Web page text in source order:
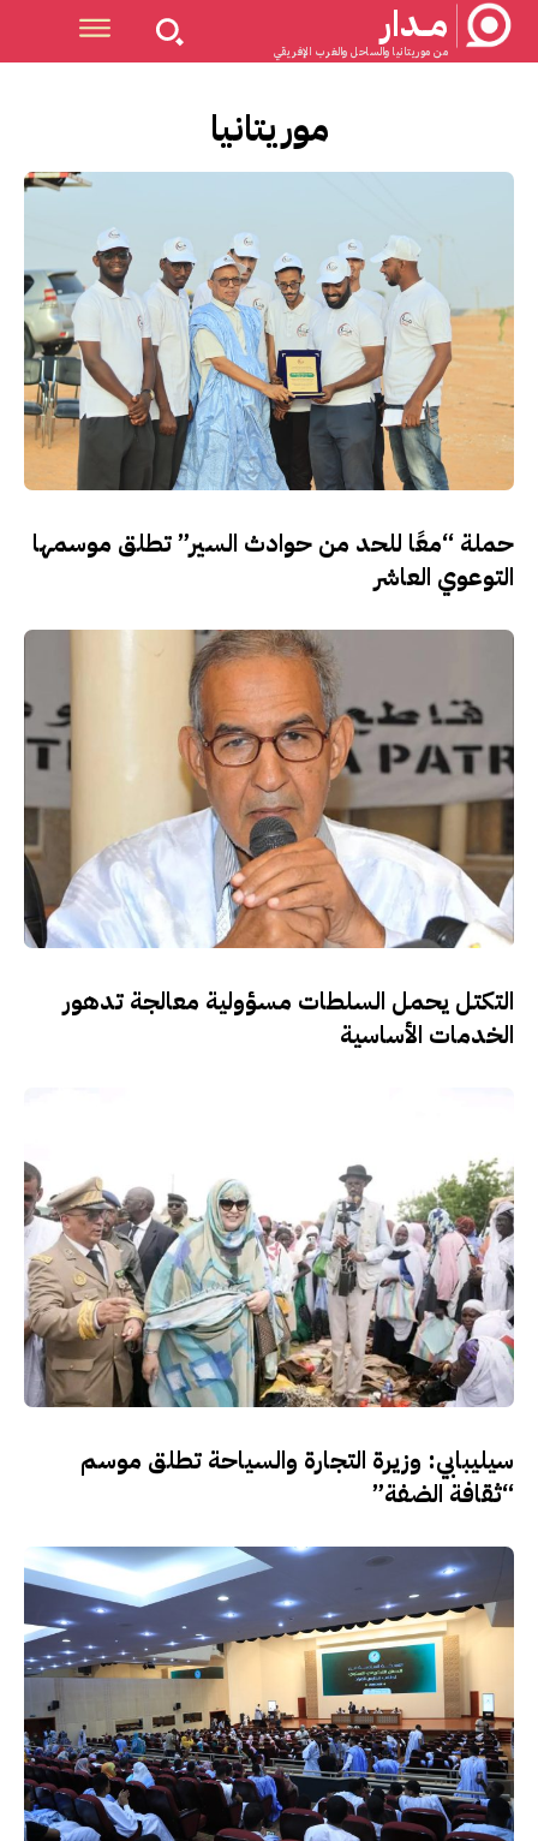
مــدار
من موريتانيا والساحل والغرب الإفريقي
موريتانيا
حملة “معًا للحد من حوادث السير” تطلق موسمها
التوعوي العاشر
التكتل يحمل السلطات مسؤولية معالجة تدهور
الخدمات الأساسية
سيليبابي: وزيرة التجارة والسياحة تطلق موسم
“ثقافة الضفة”